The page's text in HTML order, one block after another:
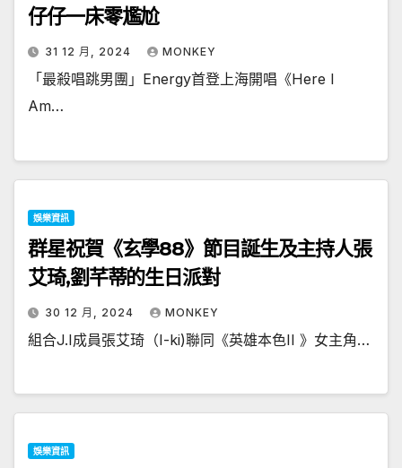
仔仔一床零尷尬
31 12 月, 2024 MONKEY
「最殺唱跳男團」Energy首登上海開唱《Here I
Am…
娛樂資訊
群星祝賀《玄學88》節目誕生及主持人張
艾琦,劉芊蒂的生日派對
30 12 月, 2024 MONKEY
組合J.I成員張艾琦（I-ki)聯同《英雄本色II 》女主角…
娛樂資訊